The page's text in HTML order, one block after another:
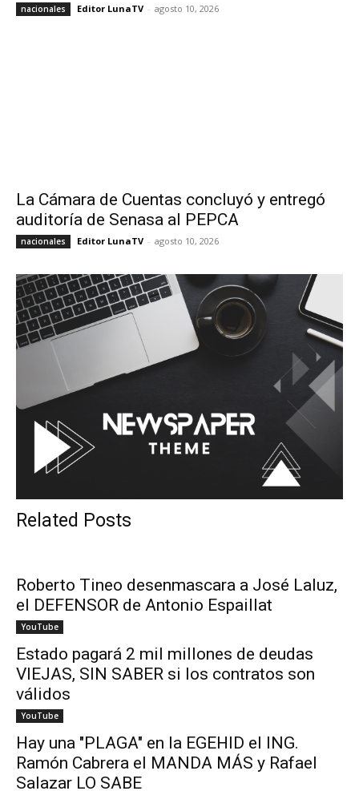
nacionales Editor LunaTV - agosto 10, 2026
La Cámara de Cuentas concluyó y entregó
auditoría de Senasa al PEPCA
nacionales Editor LunaTV - agosto 10, 2026
Related Posts
Roberto Tineo desenmascara a José Laluz,
el DEFENSOR de Antonio Espaillat
YouTube
Estado pagará 2 mil millones de deudas
VIEJAS, SIN SABER si los contratos son
válidos
YouTube
Hay una "PLAGA" en la EGEHID el ING.
Ramón Cabrera el MANDA MÁS y Rafael
Salazar LO SABE